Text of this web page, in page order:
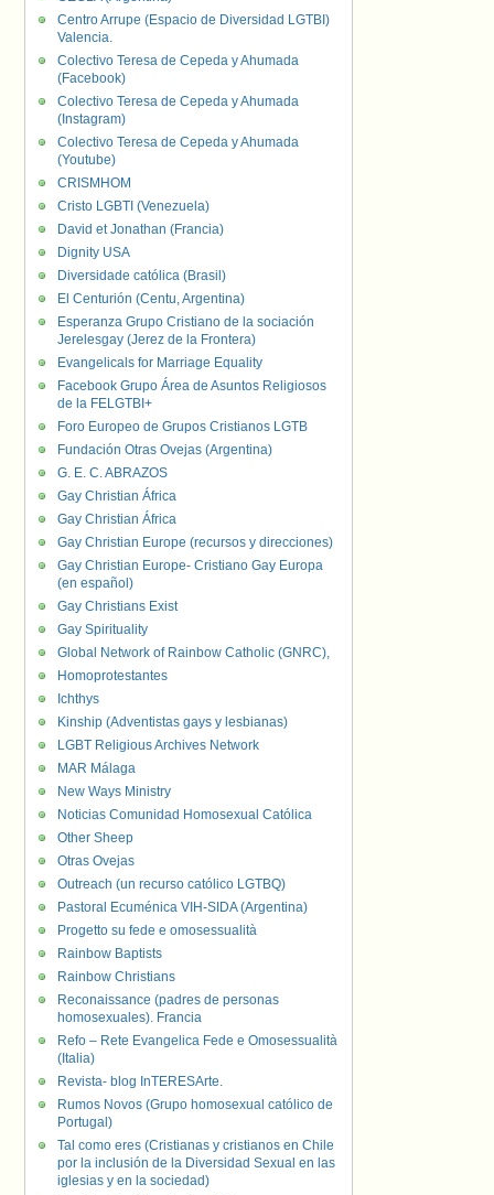
Centro Arrupe (Espacio de Diversidad LGTBI)
Valencia.
Colectivo Teresa de Cepeda y Ahumada
(Facebook)
Colectivo Teresa de Cepeda y Ahumada
(Instagram)
Colectivo Teresa de Cepeda y Ahumada
(Youtube)
CRISMHOM
Cristo LGBTI (Venezuela)
David et Jonathan (Francia)
Dignity USA
Diversidade católica (Brasil)
El Centurión (Centu, Argentina)
Esperanza Grupo Cristiano de la sociación
Jerelesgay (Jerez de la Frontera)
Evangelicals for Marriage Equality
Facebook Grupo Área de Asuntos Religiosos
de la FELGTBI+
Foro Europeo de Grupos Cristianos LGTB
Fundación Otras Ovejas (Argentina)
G. E. C. ABRAZOS
Gay Christian África
Gay Christian África
Gay Christian Europe (recursos y direcciones)
Gay Christian Europe- Cristiano Gay Europa
(en español)
Gay Christians Exist
Gay Spirituality
Global Network of Rainbow Catholic (GNRC),
Homoprotestantes
Ichthys
Kinship (Adventistas gays y lesbianas)
LGBT Religious Archives Network
MAR Málaga
New Ways Ministry
Noticias Comunidad Homosexual Católica
Other Sheep
Otras Ovejas
Outreach (un recurso católico LGTBQ)
Pastoral Ecuménica VIH-SIDA (Argentina)
Progetto su fede e omosessualità
Rainbow Baptists
Rainbow Christians
Reconaissance (padres de personas
homosexuales). Francia
Refo – Rete Evangelica Fede e Omosessualità
(Italia)
Revista- blog InTERESArte.
Rumos Novos (Grupo homosexual católico de
Portugal)
Tal como eres (Cristianas y cristianos en Chile
por la inclusión de la Diversidad Sexual en las
iglesias y en la sociedad)